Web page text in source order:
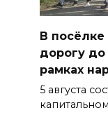
В
дорогу до
рамках
5 августа